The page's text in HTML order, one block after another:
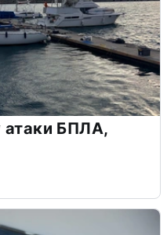
атаки БПЛА,